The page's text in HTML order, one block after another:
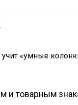
и товарным